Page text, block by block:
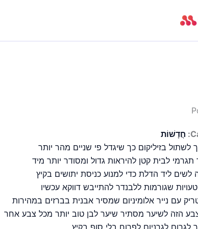
חֲדָשׁוֹת
לשתול בזיליקום כך שיגדל פי שניים מהר יותר
תגרמי לבית קטן להיראות גדול ומסודר יותר מיד
לשים ליד הדלת כדי למנוע כניסת יתושים בקיץ
עם נייר אלומיניום שמסיר אבנית בברזים במהירות
הזה לשיער מסתיר שיער לבן טוב יותר מכל צבע אחר
לגרום לגרניום לפרוח בלי סוף בקיץ